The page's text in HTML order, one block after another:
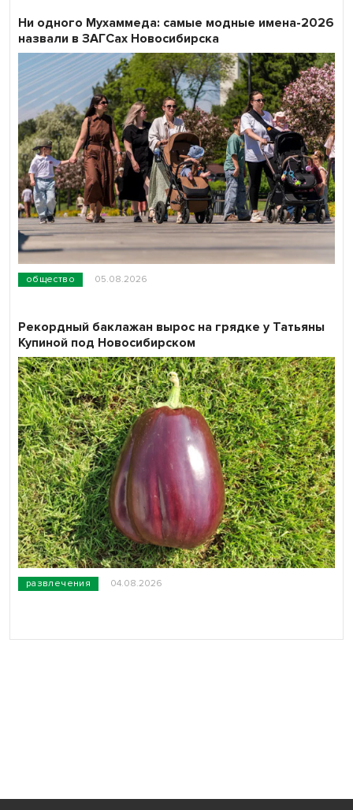
общество 05.08.2026
Ни одного Мухаммеда: самые модные имена-2026
назвали в ЗАГСах Новосибирска
развлечения 04.08.2026
Рекордный баклажан вырос на грядке у Татьяны
Купиной под Новосибирском